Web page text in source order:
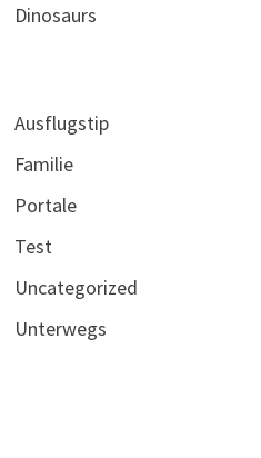
Dinosaurs
Ausflugstip
Familie
Portale
Test
Uncategorized
Unterwegs